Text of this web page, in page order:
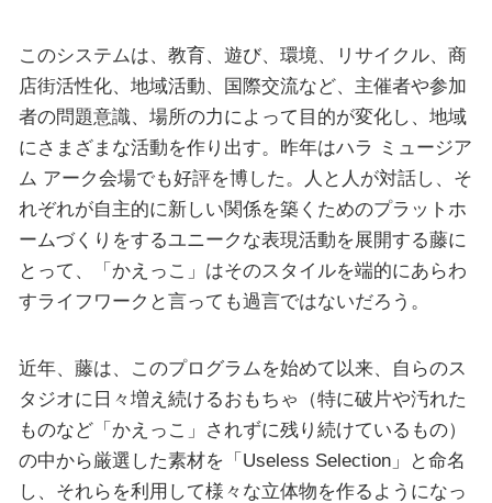
このシステムは、教育、遊び、環境、リサイクル、商
店街活性化、地域活動、国際交流など、主催者や参加
者の問題意識、場所の力によって目的が変化し、地域
にさまざまな活動を作り出す。昨年はハラ ミュージア
ム アーク会場でも好評を博した。人と人が対話し、そ
れぞれが自主的に新しい関係を築くためのプラットホ
ームづくりをするユニークな表現活動を展開する藤に
とって、「かえっこ」はそのスタイルを端的にあらわ
すライフワークと言っても過言ではないだろう。
近年、藤は、このプログラムを始めて以来、自らのス
タジオに日々増え続けるおもちゃ（特に破片や汚れた
ものなど「かえっこ」されずに残り続けているもの）
の中から厳選した素材を「Useless Selection」と命名
し、それらを利用して様々な立体物を作るようになっ